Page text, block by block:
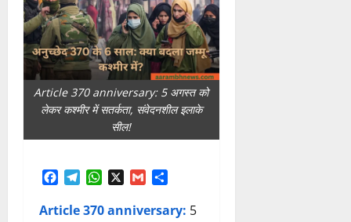
Article 370 anniversary: 5 अगस्त को
लेकर कश्मीर में सतर्कता, संवेदनशील इलाके
सील!
Facebook
TelegramWhatsAppGmail
Article 370 anniversary: 5